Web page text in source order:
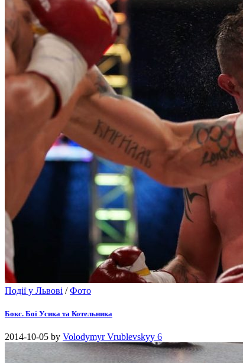
Події у Львові /Фото
Бокс. Бої Усика та Котельника
2014-10-05 by Volodymyr Vrublevskyy 6